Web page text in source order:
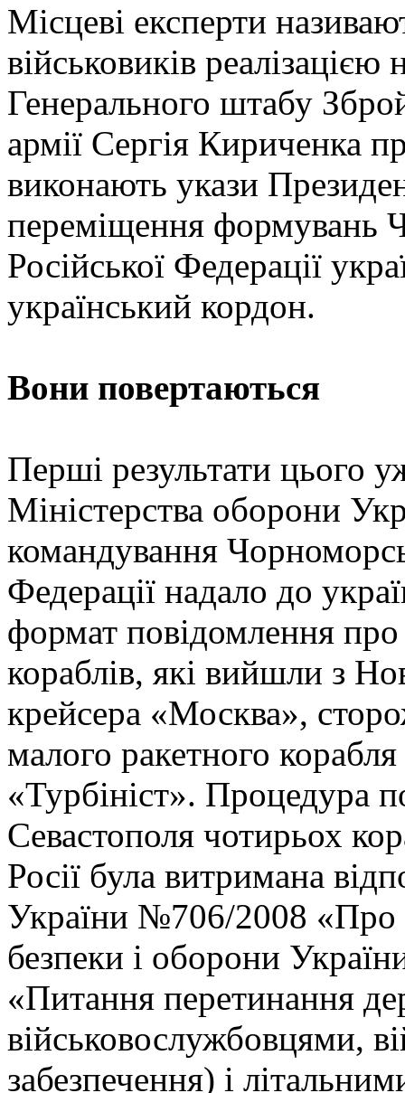
Місцеві експерти
військовиків
Генерального штабу
армії Сергія Кириченка
виконають укази
переміщення формувань
Російської Федерації
український кордон.
Вони повертаються
Перші результати цього
Міністерства оборони
командування
Федерації надало до
формат повідомлення
кораблів, які вийшли з
крейсера «Москва»,
малого ракетного
«Турбініст». Процедура
Севастополя чотирьох
Росії була витримана
України №706/2008 «Про
безпеки і оборони
«Питання перетинання
військовослужбовцями,
забезпечення) і